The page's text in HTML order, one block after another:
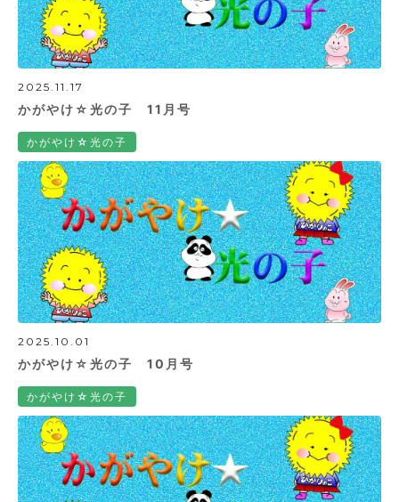
2025.11.17
かがやけ☆光の子 11月号
かがやけ☆光の子
2025.10.01
かがやけ☆光の子 10月号
かがやけ☆光の子